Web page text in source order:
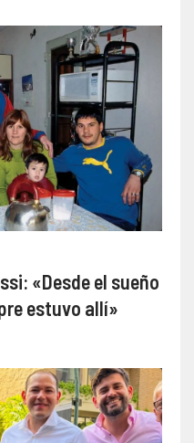
«Desde el sueño
estuvo allí»